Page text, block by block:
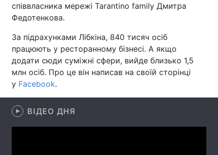
Спорт Наука
Зброя Інциденти
Здоров'я Туризм
Екологія
співвласника мережі Tarantino family Дмитра
Федотенкова.
За підрахунками Лібкіна, 840 тисяч осіб
працюють у ресторанному бізнесі. А якщо
додати сюди суміжні сфери, вийде близько 1,5
млн осіб. Про це він написав на своїй сторінці
у Facebook.
ВІДЕО ДНЯ